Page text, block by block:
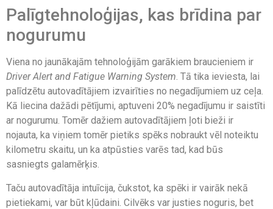
Palīgtehnoloģijas, kas brīdina par
nogurumu
Viena no jaunākajām tehnoloģijām garākiem braucieniem ir
Driver Alert and Fatigue Warning System. Tā tika ieviesta, lai
palīdzētu autovadītājiem izvairīties no negadījumiem uz ceļa.
Kā liecina dažādi pētījumi, aptuveni 20% negadījumu ir saistīti
ar nogurumu. Tomēr dažiem autovadītājiem ļoti bieži ir
nojauta, ka viņiem tomēr pietiks spēks nobraukt vēl noteiktu
kilometru skaitu, un ka atpūsties varēs tad, kad būs
sasniegts galamērķis.
Taču autovadītāja intuīcija, čukstot, ka spēki ir vairāk nekā
pietiekami, var būt kļūdaini. Cilvēks var justies noguris, bet